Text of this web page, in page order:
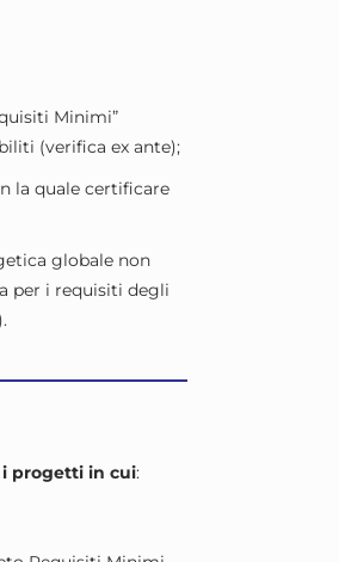
Minimi”
(verifica ex ante);
la quale certificare
globale non
per i requisiti degli
progetti in cui: